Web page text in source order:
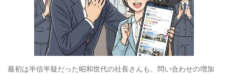
最初は半信半疑だった昭和世代の社長さんも、問い合わせの増加